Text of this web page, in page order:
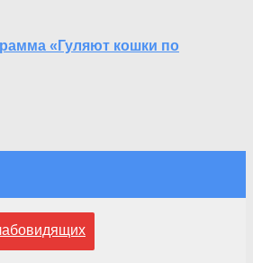
«Гуляют кошки по